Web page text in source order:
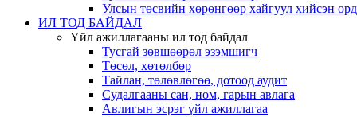
Улсын төсвийн хөрөнгөөр хайгуул хийсэн
ИЛ ТОД БАЙДАЛ
Үйл ажиллагааны ил тод байдал
Тусгай зөвшөөрөл эзэмшигч
Төсөл, хөтөлбөр
Тайлан, төлөвлөгөө, дотоод аудит
Судалгааны сан, ном, гарын авлага
Авлигын эсрэг үйл ажиллагаа